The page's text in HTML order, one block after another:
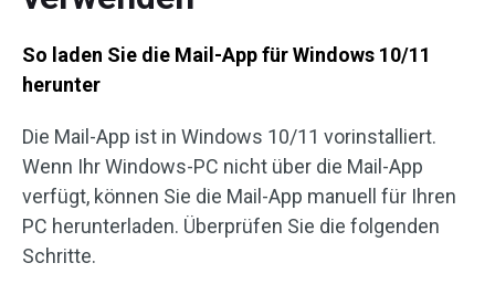
So laden Sie die Mail-App für Windows 10/11
herunter
Die Mail-App ist in Windows 10/11 vorinstalliert.
Wenn Ihr Windows-PC nicht über die Mail-App
verfügt, können Sie die Mail-App manuell für Ihren
PC herunterladen. Überprüfen Sie die folgenden
Schritte.